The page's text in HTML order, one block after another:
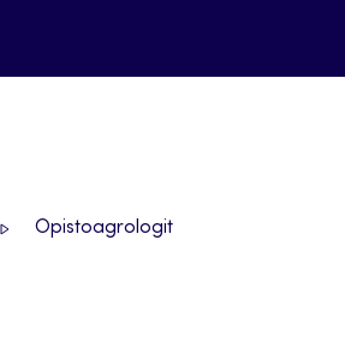
Opistoagrologit